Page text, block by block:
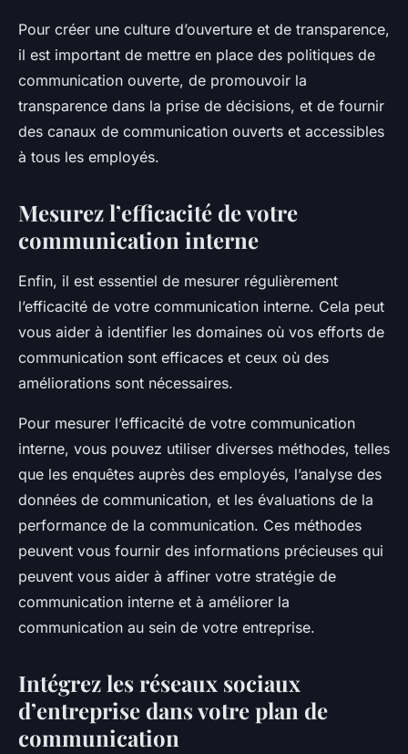
Pour créer une culture d’ouverture et de transparence,
il est important de mettre en place des politiques de
communication ouverte, de promouvoir la
transparence dans la prise de décisions, et de fournir
des canaux de communication ouverts et accessibles
à tous les employés.
Mesurez l’efficacité de votre
communication interne
Enfin, il est essentiel de mesurer régulièrement
l’efficacité de votre communication interne. Cela peut
vous aider à identifier les domaines où vos efforts de
communication sont efficaces et ceux où des
améliorations sont nécessaires.
Pour mesurer l’efficacité de votre communication
interne, vous pouvez utiliser diverses méthodes, telles
que les enquêtes auprès des employés, l’analyse des
données de communication, et les évaluations de la
performance de la communication. Ces méthodes
peuvent vous fournir des informations précieuses qui
peuvent vous aider à affiner votre stratégie de
communication interne et à améliorer la
communication au sein de votre entreprise.
Intégrez les réseaux sociaux
d’entreprise dans votre plan de
communication